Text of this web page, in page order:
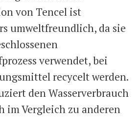
von Tencel ist
umweltfreundlich, da sie
verwendet, bei
recycelt werden.
den Wasserverbrauch
im Vergleich zu anderen